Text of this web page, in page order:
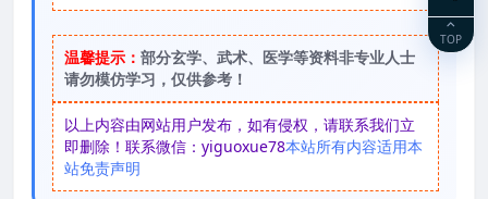
温馨提示： 部分玄学、武术、医学等资料非专业人士
请勿模仿学习，仅供参考！
以上内容由网站用户发布，如有侵权，请联系我们立
即删除！联系微信：yiguoxue78本站所有内容适用本
站免责声明
TOP